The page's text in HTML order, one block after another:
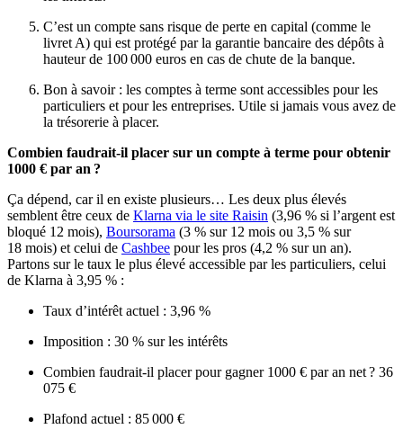
C’est un compte sans risque de perte en capital (comme le
livret A) qui est protégé par la garantie bancaire des dépôts à
hauteur de 100 000 euros en cas de chute de la banque.
Bon à savoir : les comptes à terme sont accessibles pour les
particuliers et pour les entreprises. Utile si jamais vous avez de
la trésorerie à placer.
Combien faudrait-il placer sur un compte à terme pour obtenir
1000 € par an ?
Ça dépend, car il en existe plusieurs… Les deux plus élevés
semblent être ceux de Klarna via le site Raisin (3,96 % si l’argent est
bloqué 12 mois), Boursorama (3 % sur 12 mois ou 3,5 % sur
18 mois) et celui de Cashbee pour les pros (4,2 % sur un an).
Partons sur le taux le plus élevé accessible par les particuliers, celui
de Klarna à 3,95 % :
Taux d’intérêt actuel : 3,96 %
Imposition : 30 % sur les intérêts
Combien faudrait-il placer pour gagner 1000 € par an net ? 36
075 €
Plafond actuel : 85 000 €